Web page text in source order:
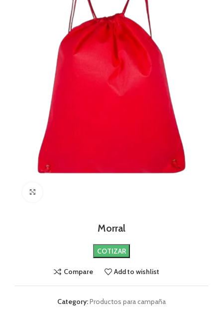
Morral
COTIZAR
Compare Add to wishlist
Category:Productos para campaña